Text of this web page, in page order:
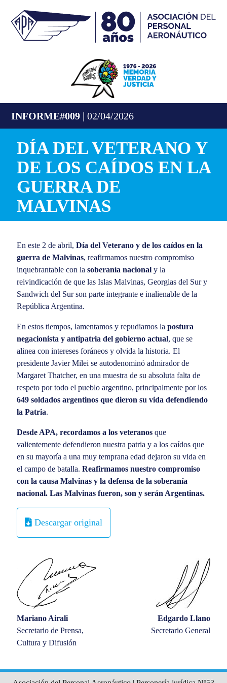
INFORME#009 | 02/04/2026
DÍA DEL VETERANO Y
DE LOS CAÍDOS EN LA
GUERRA DE
MALVINAS
En este 2 de abril, Día del Veterano y de los caídos en la
guerra de Malvinas, reafirmamos nuestro compromiso
inquebrantable con la soberanía nacionaly la
reivindicación de que las Islas Malvinas, Georgias del Sur y
Sandwich del Sur son parte integrante e inalienable de la
República Argentina.
En estos tiempos, lamentamos y repudiamos la postura
negacionista y antipatria del gobierno actual, que se
alinea con intereses foráneos y olvida la historia. El
presidente Javier Milei se autodenominó admirador de
Margaret Thatcher, en una muestra de su absoluta falta de
respeto por todo el pueblo argentino, principalmente por los
649 soldados argentinos que dieron su vida defendiendo
la Patria.
Desde APA, recordamos a los veteranosque
valientemente defendieron nuestra patria y a los caídos que
en su mayoría a una muy temprana edad dejaron su vida en
el campo de batalla. Reafirmamos nuestro compromiso
con la causa Malvinas y la defensa de la soberanía
nacional. Las Malvinas fueron, son y serán Argentinas.
Descargar original
Mariano Airali
Secretario de Prensa,
Cultura y Difusión
Edgardo Llano
Secretario General